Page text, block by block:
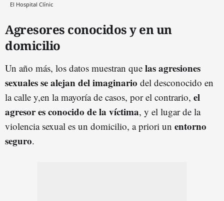
El Hospital Clínic
Agresores conocidos y en un
domicilio
Un año más, los datos muestran que las agresiones
sexuales se alejan del imaginario del desconocido en
la calle y,en la mayoría de casos, por el contrario, el
agresor es conocido de la víctima, y el lugar de la
violencia sexual es un domicilio, a priori un entorno
seguro.